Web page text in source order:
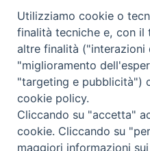
Scrivici
Copyright © 2019 -
Trentina Editrice
Utilizziamo cookie o
finalità tecniche e, con il
altre finalità ("interazioni
"miglioramento
"targeting e pubblicità")
cookie policy.
Cliccando su "accetta"
cookie. Cliccando su
maggiori informazioni